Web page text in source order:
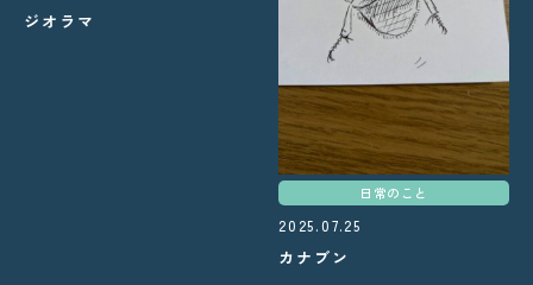
ジオラマ
日常のこと
2025.07.25
カナブン